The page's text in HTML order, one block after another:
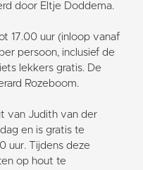
door Eltje Doddema.
17.00 uur (inloop vanaf
persoon, inclusief de
lekkers gratis. De
Rozeboom.
van Judith van der
en is gratis te
uur. Tijdens deze
op hout te